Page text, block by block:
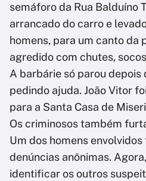
semáforo da Rua Balduíno
arrancado do carro e
homens, para um canto da
agredido com chutes,
A barbárie só parou
pedindo ajuda. João Vitor
para a Santa Casa de
Os criminosos também
Um dos homens
denúncias anônimas.
identificar os outros